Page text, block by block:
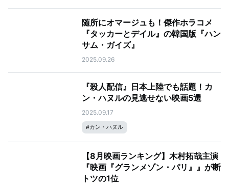
随所にオマージュも！傑作ホラコメ
『タッカーとデイル』の韓国版『ハン
サム・ガイズ』
2025.09.26
『殺人配信』日本上陸でも話題！カ
ン・ハヌルの見逃せない映画5選
2025.09.17
#カン・ハヌル
【8月映画ランキング】木村拓哉主演
『映画『グランメゾン・パリ』』が断
トツの1位